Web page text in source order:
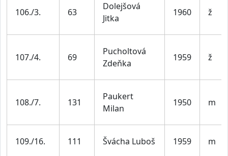
106./3. 63
Dolejšová
Jitka
1960 ž
107./4. 69
Pucholtová
Zdeňka
1959 ž
108./7. 131
Paukert
Milan
1950 m
109./16. 111 Švácha Luboš 1959 m